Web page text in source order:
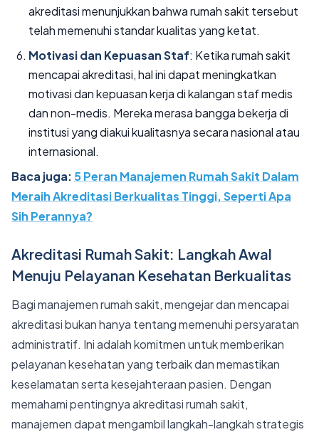
akreditasi menunjukkan bahwa rumah sakit tersebut
telah memenuhi standar kualitas yang ketat.
Motivasi dan Kepuasan Staf: Ketika rumah sakit
mencapai akreditasi, hal ini dapat meningkatkan
motivasi dan kepuasan kerja di kalangan staf medis
dan non-medis. Mereka merasa bangga bekerja di
institusi yang diakui kualitasnya secara nasional atau
internasional.
Baca juga: 5 Peran Manajemen Rumah Sakit Dalam
Meraih Akreditasi Berkualitas Tinggi, Seperti Apa
Sih Perannya?
Akreditasi Rumah Sakit: Langkah Awal
Menuju Pelayanan Kesehatan Berkualitas
Bagi manajemen rumah sakit, mengejar dan mencapai
akreditasi bukan hanya tentang memenuhi persyaratan
administratif. Ini adalah komitmen untuk memberikan
pelayanan kesehatan yang terbaik dan memastikan
keselamatan serta kesejahteraan pasien. Dengan
memahami pentingnya akreditasi rumah sakit,
manajemen dapat mengambil langkah-langkah strategis